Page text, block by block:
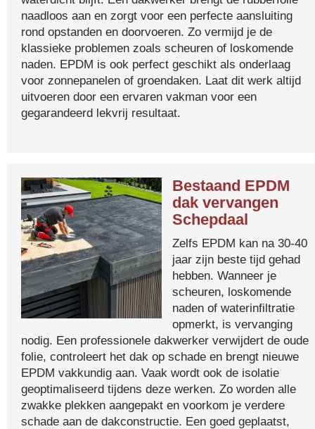
naadloos aan en zorgt voor een perfecte aansluiting
rond opstanden en doorvoeren. Zo vermijd je de
klassieke problemen zoals scheuren of loskomende
naden. EPDM is ook perfect geschikt als onderlaag
voor zonnepanelen of groendaken. Laat dit werk altijd
uitvoeren door een ervaren vakman voor een
gegarandeerd lekvrij resultaat.
Bestaand EPDM
dak vervangen
Schepdaal
Zelfs EPDM kan na 30-40
jaar zijn beste tijd gehad
hebben. Wanneer je
scheuren, loskomende
naden of waterinfiltratie
opmerkt, is vervanging
nodig. Een professionele dakwerker verwijdert de oude
folie, controleert het dak op schade en brengt nieuwe
EPDM vakkundig aan. Vaak wordt ook de isolatie
geoptimaliseerd tijdens deze werken. Zo worden alle
zwakke plekken aangepakt en voorkom je verdere
schade aan de dakconstructie. Een goed geplaatst,